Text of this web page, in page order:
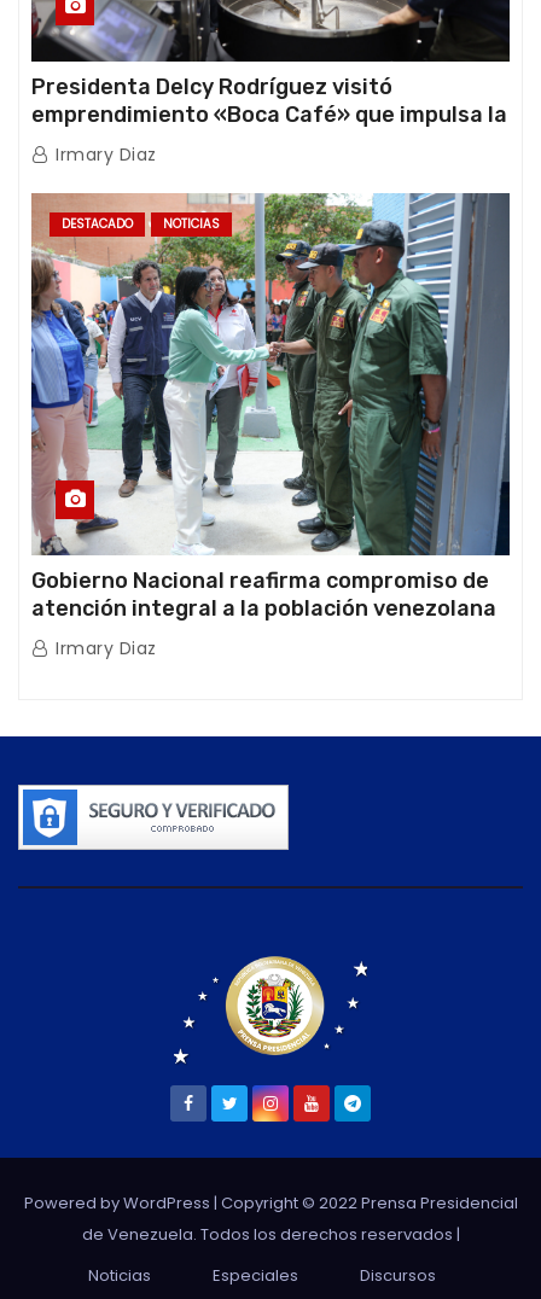
Presidenta Delcy Rodríguez visitó
emprendimiento «Boca Café» que impulsa la
producción nacional hacia mercados
internacionales
Irmary Diaz
DESTACADO NOTICIAS
Gobierno Nacional reafirma compromiso de
atención integral a la población venezolana
tras doblete sísmico
Irmary Diaz
Powered by WordPress | Copyright © 2022 Prensa Presidencial
de Venezuela. Todos los derechos reservados |
Noticias
Especiales Discursos